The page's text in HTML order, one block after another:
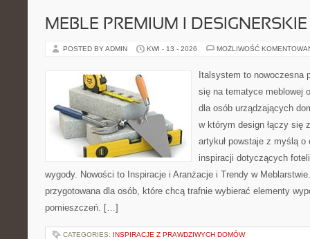
MEBLE PREMIUM I DESIGNERSKIE
POSTED BY ADMIN KWI - 13 - 2026 MOŻLIWOŚĆ
Italsystem to nowoczesna
się na tematyce meblowej
dla osób urządzających
w którym design łączy się
artykuł powstaje z myślą
inspiracji dotyczących
wygody. Nowości to Inspiracje i Aranżacje i Trendy w
przygotowana dla osób, które chcą trafnie wybierać elementy
pomieszczeń. […]
CATEGORIES: INSPIRACJE Z PRAWDZIWYCH DOMÓW